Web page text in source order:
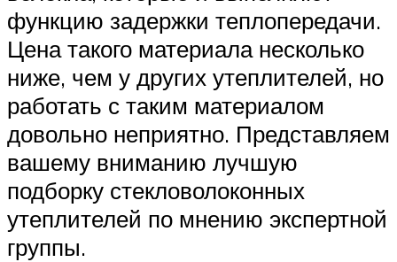
функцию задержки теплопередачи.
Цена такого материала несколько
ниже, чем у других утеплителей, но
работать с таким материалом
довольно неприятно. Представляем
вашему вниманию лучшую
подборку стекловолоконных
утеплителей по мнению экспертной
группы.